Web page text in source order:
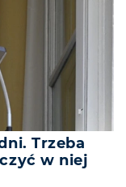
Trzeba
w niej